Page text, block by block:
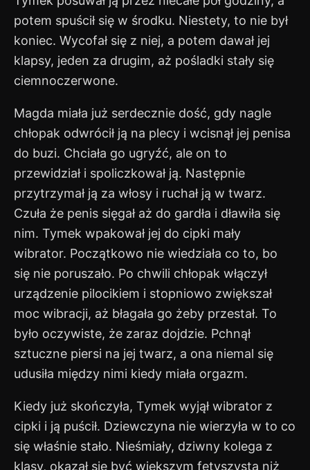
potem spuścił się w środku. Niestety, to nie był
koniec. Wycofał się z niej, a potem dawał jej
klapsy, jeden za drugim, aż pośladki stały się
ciemnoczerwone.
Magda miała już serdecznie dość, gdy nagle
chłopak odwrócił ją na plecy i wcisnął jej penisa
do buzi. Chciała go ugryźć, ale on to
przewidział i spoliczkował ją. Następnie
przytrzymał ją za włosy i ruchał ją w twarz.
Czuła że penis sięgał aż do gardła i dławiła się
nim. Tymek wpakował jej do cipki mały
wibrator. Początkowo nie wiedziała co to, bo
się nie poruszało. Po chwili chłopak włączył
urządzenie pilocikiem i stopniowo zwiększał
moc wibracji, aż błagała go żeby przestał. To
było oczywiste, że zaraz dojdzie. Pchnął
sztuczne piersi na jej twarz, a ona niemal się
udusiła między nimi kiedy miała orgazm.
Kiedy już skończyła, Tymek wyjął wibrator z
cipki i ją puścił. Dziewczyna nie wierzyła w to co
się właśnie stało. Nieśmiały, dziwny kolega z
klasy, okazał się być większym fetyszystą niż